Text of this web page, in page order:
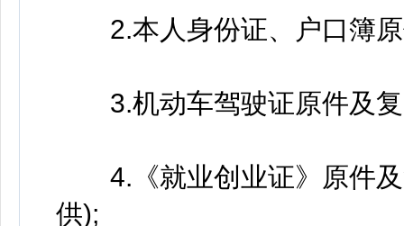
2.本人身份证、户口簿原
3.机动车驾驶证原件及复
4.《就业创业证》原件及
供);